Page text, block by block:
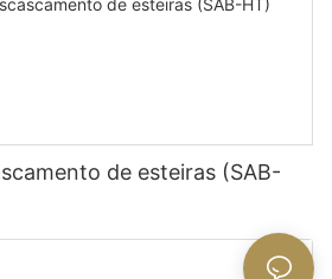
de esteiras (SAB-